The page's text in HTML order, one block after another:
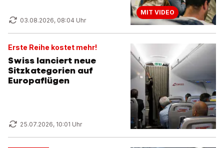
03.08.2026, 08:04 Uhr
MIT VIDEO
Erste Reihe kostet mehr!
Swiss lanciert neue
Sitzkategorien auf
Europaflügen
25.07.2026, 10:01 Uhr